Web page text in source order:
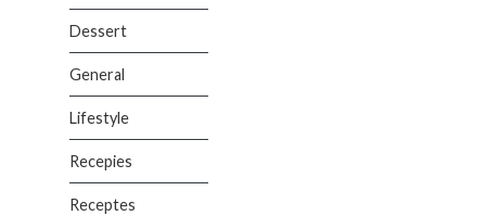
Dessert
General
Lifestyle
Recepies
Receptes